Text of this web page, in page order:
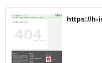
https://h-